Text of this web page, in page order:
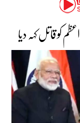
کو قاتل کہہ دیا